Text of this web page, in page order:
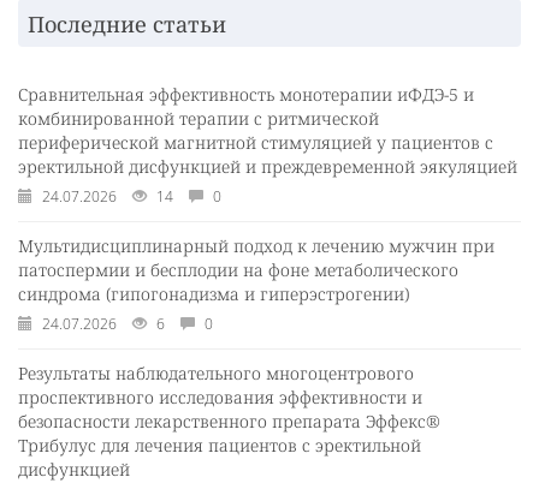
Последние статьи
Сравнительная эффективность монотерапии иФДЭ-5 и
комбинированной терапии с ритмической
периферической магнитной стимуляцией у пациентов с
эректильной дисфункцией и преждевременной эякуляцией
24.07.2026 14 0
Мультидисциплинарный подход к лечению мужчин при
патоспермии и бесплодии на фоне метаболического
синдрома (гипогонадизма и гиперэстрогении)
24.07.2026 6 0
Результаты наблюдательного многоцентрового
проспективного исследования эффективности и
безопасности лекарственного препарата Эффекс®
Трибулус для лечения пациентов с эректильной
дисфункцией